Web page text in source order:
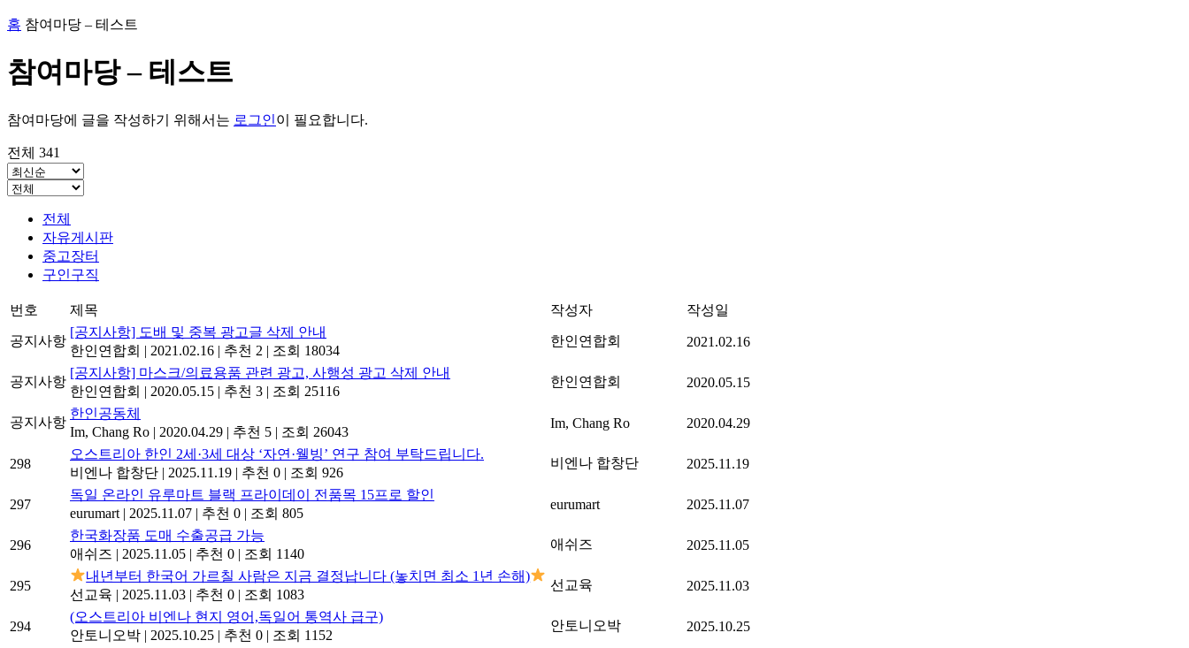
홈 참여마당 – 테스트
참여마당 – 테스트
참여마당에 글을 작성하기 위해서는 로그인이 필요합니다.
전체 341
전체
자유게시판
중고장터
구인구직
번호 제목 작성자 작성일
공지사항
[공지사항] 도배 및 중복 광고글 삭제 안내
한인연합회 | 2021.02.16 | 추천 2 | 조회 18034
한인연합회 2021.02.16
공지사항
[공지사항] 마스크/의료용품 관련 광고, 사행성 광고 삭제 안내
한인연합회 | 2020.05.15 | 추천 3 | 조회 25116
한인연합회 2020.05.15
공지사항
한인공동체
Im, Chang Ro | 2020.04.29 | 추천 5 | 조회 26043
Im, Chang Ro 2020.04.29
298
오스트리아 한인 2세·3세 대상 ‘자연·웰빙’ 연구 참여 부탁드립니다.
비엔나 합창단 | 2025.11.19 | 추천 0 | 조회 926
비엔나 합창단 2025.11.19
297
독일 온라인 유루마트 블랙 프라이데이 전품목 15프로 할인
eurumart | 2025.11.07 | 추천 0 | 조회 805
eurumart 2025.11.07
296
한국화장품 도매 수출공급 가능
애쉬즈 | 2025.11.05 | 추천 0 | 조회 1140
애쉬즈 2025.11.05
295
내년부터 한국어 가르칠 사람은 지금 결정납니다 (놓치면 최소 1년 손해)
선교육 | 2025.11.03 | 추천 0 | 조회 1083
선교육 2025.11.03
294
(오스트리아 비엔나 현지 영어,독일어 통역사 급구)
안토니오박 | 2025.10.25 | 추천 0 | 조회 1152
안토니오박 2025.10.25